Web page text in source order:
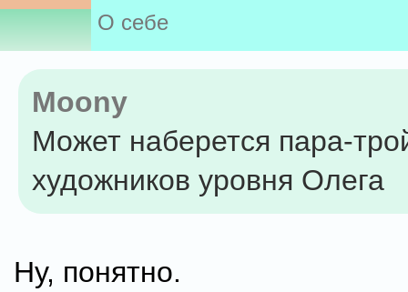
О себе
Moony
Может наберется пара-
художников уровня Олега
Ну, понятно.